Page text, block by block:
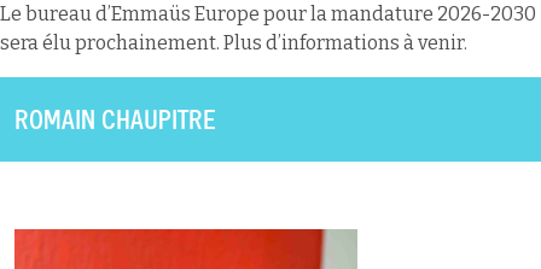
Le bureau d’Emmaüs Europe pour la mandature 2026-2030
sera élu prochainement. Plus d’informations à venir.
ROMAIN CHAUPITRE